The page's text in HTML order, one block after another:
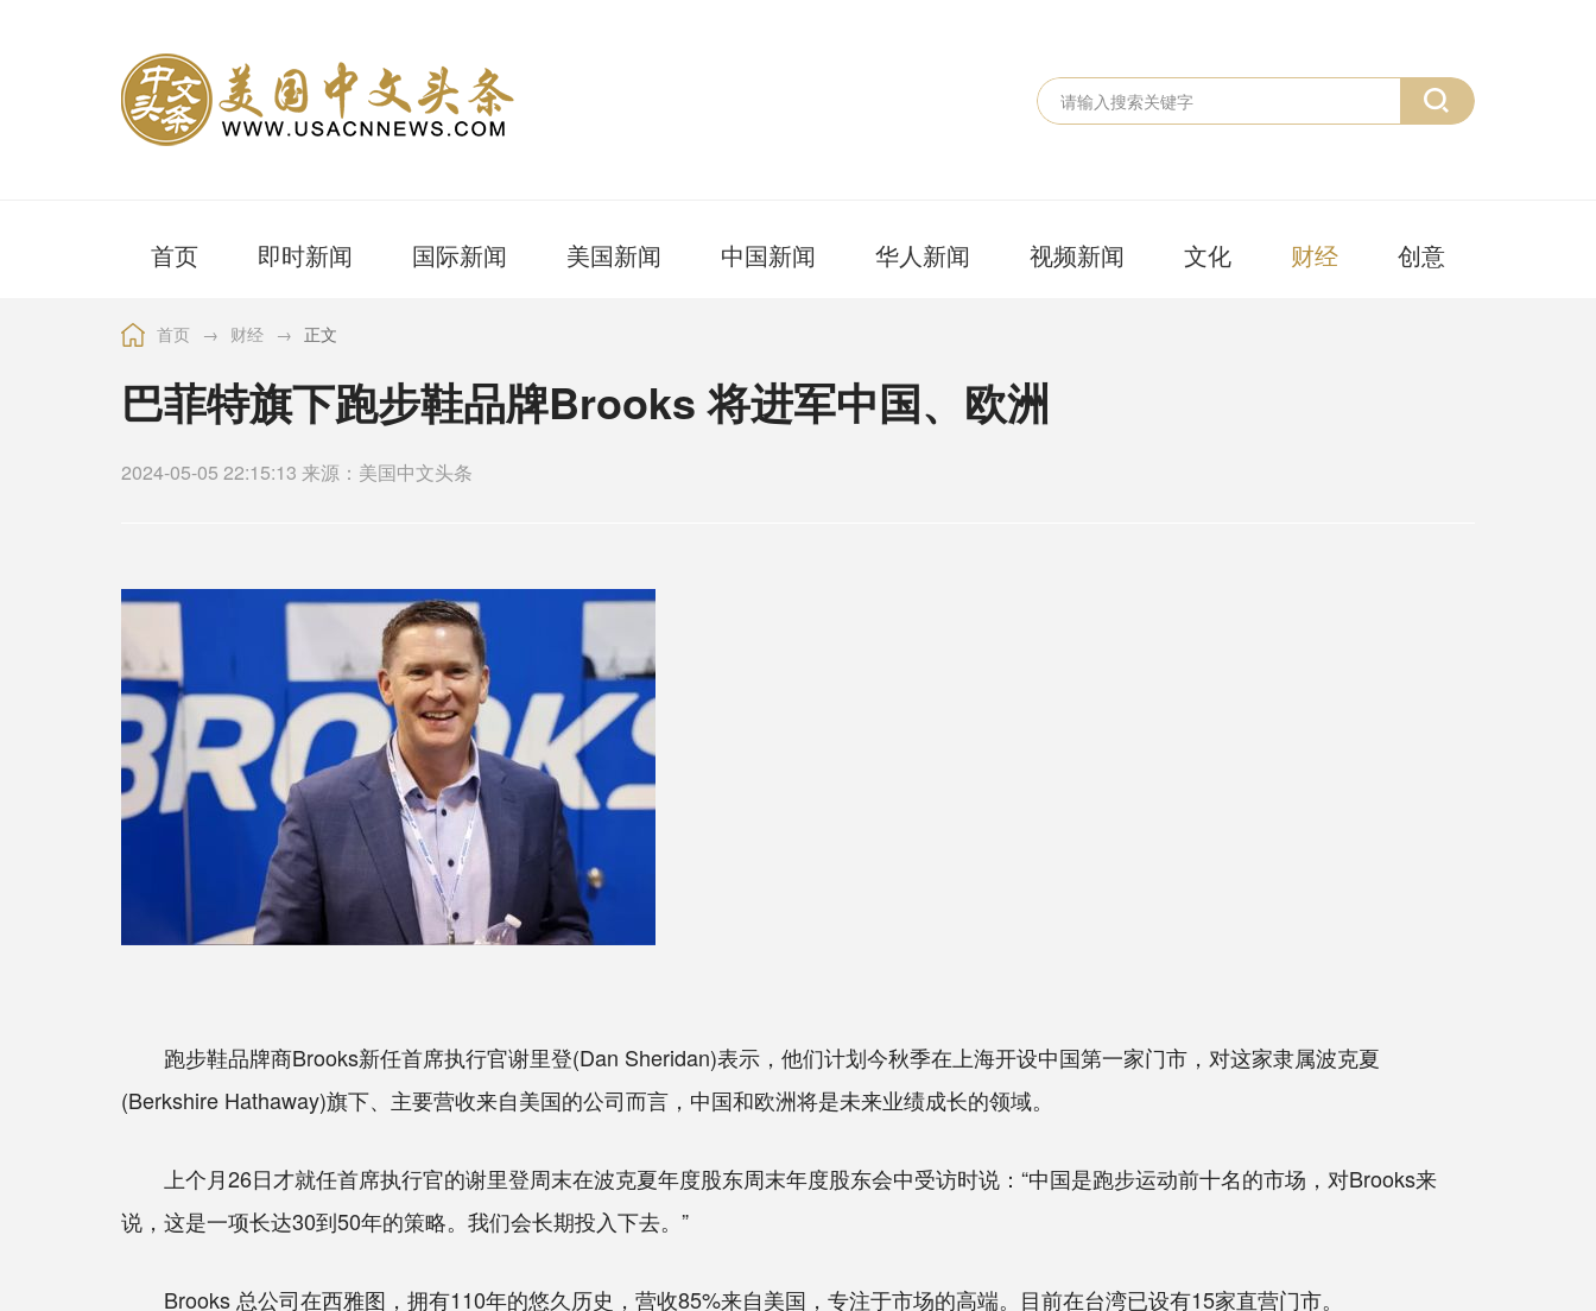
首页 即时新闻 国际新闻 美国新闻 中国新闻 华人新闻 视频新闻 文化 财经 创意
首页 → 财经 → 正文
巴菲特旗下跑步鞋品牌Brooks 将进军中国、欧洲
2024-05-05 22:15:13 来源：美国中文头条
跑步鞋品牌商Brooks新任首席执行官谢里登(Dan Sheridan)表示，他们计划今秋季在上海开设中国第一家门市，对这家隶属波克夏
(Berkshire Hathaway)旗下、主要营收来自美国的公司而言，中国和欧洲将是未来业绩成长的领域。
上个月26日才就任首席执行官的谢里登周末在波克夏年度股东周末年度股东会中受访时说：“中国是跑步运动前十名的市场，对Brooks来
说，这是一项长达30到50年的策略。我们会长期投入下去。”
Brooks 总公司在西雅图，拥有110年的悠久历史，营收85%来自美国，专注于市场的高端。目前在台湾已设有15家直营门市。